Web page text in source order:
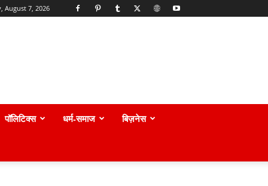
August 7, 2026
पॉलिटिक्स धर्म-समाज बिज़नेस